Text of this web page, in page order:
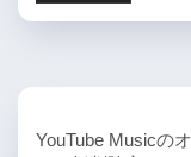
YouTube Musicの